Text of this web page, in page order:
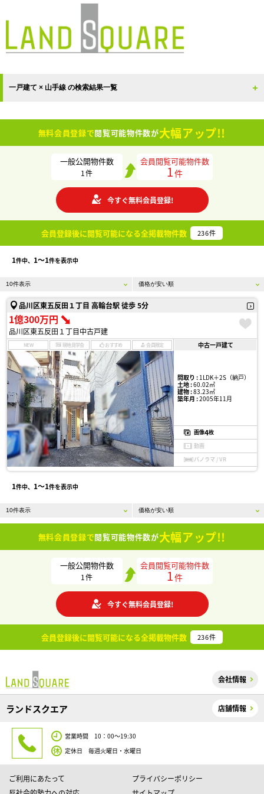
一戸建て × 山手線 の検索結果一覧
無料会員登録で閲覧可能物件数が大幅アップ!!
一般公開物件数
1件
会員閲覧可能物件数
1件
今すぐ無料会員登録!
会員登録後に閲覧可能になる全掲載物件数 236件
1件中、 1〜1件を表示中
品川区東五反田１丁目 高輪台駅 徒歩 5分
1億300万円
品川区東五反田１丁目中古戸建
NEW 現地見学会 おすすめ 会員限定 中古一戸建て
間取り :1LDK＋2S（納戸）
土地 :60.02㎡
建物 :83.23㎡
築年月 :2005年11月
画像4枚
動画
パノラマ / VR
1件中、 1〜1件を表示中
無料会員登録で閲覧可能物件数が大幅アップ!!
一般公開物件数
1件
会員閲覧可能物件数
1件
今すぐ無料会員登録!
会員登録後に閲覧可能になる全掲載物件数 236件
会社情報
ランドスクエア 店舗情報
営業時間 10：00～19:30
定休日 毎週火曜日・水曜日
ご利用にあたって
プライバシーポリシー